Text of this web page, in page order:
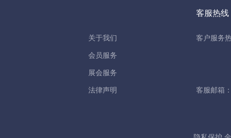
关于我们
会员服务
展会服务
法律声明
客服热线
客户服务
客服邮箱